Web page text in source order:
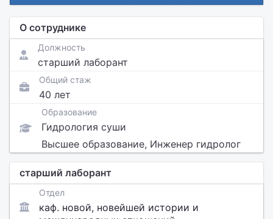
О сотруднике
Должность
старший лаборант
Общий стаж
40 лет
Образование
Гидрология суши
Высшее образование, Инженер гидролог
старший лаборант
Отдел
каф. новой, новейшей истории и